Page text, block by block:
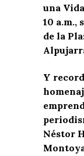
una
10 a.m.,
de la
Y
Néstor